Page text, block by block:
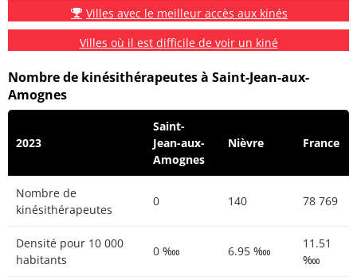
Villes avec le meilleur accès aux kinés
Villes où il est difficile de voir un kiné
Nombre de kinésithérapeutes à Saint-Jean-aux-
Amognes
2023
Saint-
Jean-aux-
Amognes
Nièvre France
Nombre de
kinésithérapeutes
0 140 78 769
Densité pour 10 000
habitants
0 ‱ 6.95 ‱
11.51
‱